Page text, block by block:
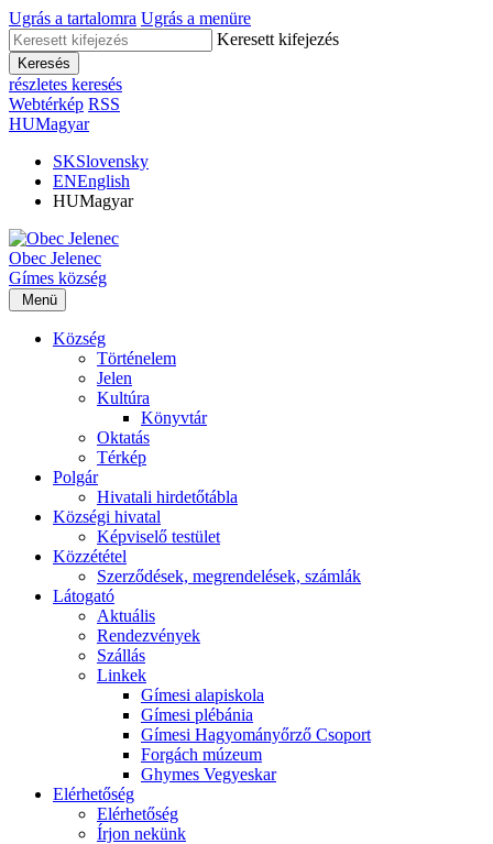
Ugrás a tartalomra Ugrás a menüre
Keresett kifejezés
Keresés
részletes keresés
Webtérkép RSS
HUMagyar
SKSlovensky
ENEnglish
HUMagyar
Obec Jelenec
Gímes község
Menü
Község
Történelem
Jelen
Kultúra
Könyvtár
Oktatás
Térkép
Polgár
Hivatali hirdetőtábla
Községi hivatal
Képviselő testület
Közzététel
Szerződések, megrendelések, számlák
Látogató
Aktuális
Rendezvények
Szállás
Linkek
Gímesi alapiskola
Gímesi plébánia
Gímesi Hagyományőrző Csoport
Forgách múzeum
Ghymes Vegyeskar
Elérhetőség
Elérhetőség
Írjon nekünk